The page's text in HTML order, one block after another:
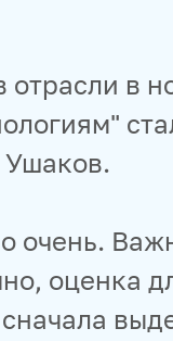
отрасли в
оценка